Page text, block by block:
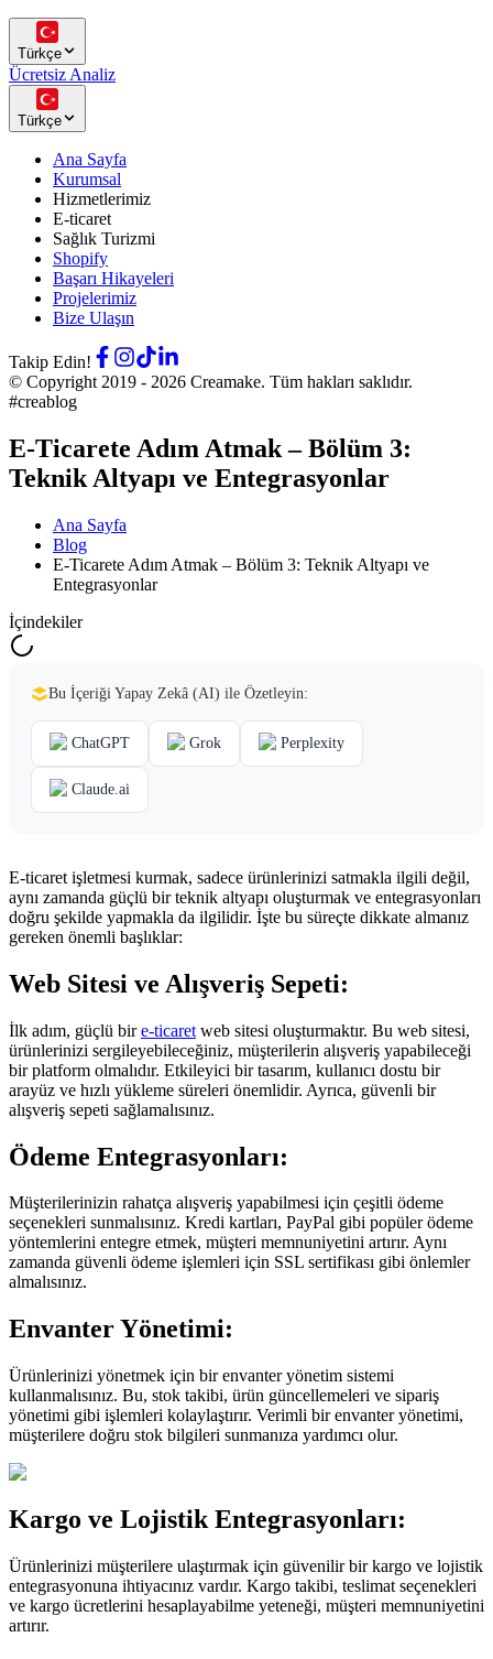
Türkçe
Ücretsiz Analiz
Türkçe
Ana Sayfa
Kurumsal
Hizmetlerimiz
E-ticaret
Sağlık Turizmi
Shopify
Başarı Hikayeleri
Projelerimiz
Bize Ulaşın
Takip Edin!
© Copyright 2019 - 2026 Creamake. Tüm hakları saklıdır.
#creablog
E-Ticarete Adım Atmak – Bölüm 3:
Teknik Altyapı ve Entegrasyonlar
Ana Sayfa
Blog
E-Ticarete Adım Atmak – Bölüm 3: Teknik Altyapı ve
Entegrasyonlar
İçindekiler
Bu İçeriği Yapay Zekâ (AI) ile Özetleyin:
ChatGPT Grok Perplexity
Claude.ai
E-ticaret işletmesi kurmak, sadece ürünlerinizi satmakla ilgili değil,
aynı zamanda güçlü bir teknik altyapı oluşturmak ve entegrasyonları
doğru şekilde yapmakla da ilgilidir. İşte bu süreçte dikkate almanız
gereken önemli başlıklar:
Web Sitesi ve Alışveriş Sepeti:
İlk adım, güçlü bire-ticaret web sitesi oluşturmaktır. Bu web sitesi,
ürünlerinizi sergileyebileceğiniz, müşterilerin alışveriş yapabileceği
bir platform olmalıdır. Etkileyici bir tasarım, kullanıcı dostu bir
arayüz ve hızlı yükleme süreleri önemlidir. Ayrıca, güvenli bir
alışveriş sepeti sağlamalısınız.
Ödeme Entegrasyonları:
Müşterilerinizin rahatça alışveriş yapabilmesi için çeşitli ödeme
seçenekleri sunmalısınız. Kredi kartları, PayPal gibi popüler ödeme
yöntemlerini entegre etmek, müşteri memnuniyetini artırır. Aynı
zamanda güvenli ödeme işlemleri için SSL sertifikası gibi önlemler
almalısınız.
Envanter Yönetimi:
Ürünlerinizi yönetmek için bir envanter yönetim sistemi
kullanmalısınız. Bu, stok takibi, ürün güncellemeleri ve sipariş
yönetimi gibi işlemleri kolaylaştırır. Verimli bir envanter yönetimi,
müşterilere doğru stok bilgileri sunmanıza yardımcı olur.
Kargo ve Lojistik Entegrasyonları:
Ürünlerinizi müşterilere ulaştırmak için güvenilir bir kargo ve lojistik
entegrasyonuna ihtiyacınız vardır. Kargo takibi, teslimat seçenekleri
ve kargo ücretlerini hesaplayabilme yeteneği, müşteri memnuniyetini
artırır.